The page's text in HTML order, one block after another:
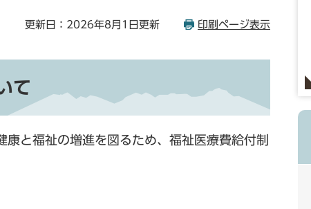
更新日：2026年8月1日更新 印刷ページ表示
て
と福祉の増進を図るため、福祉医療費給付制